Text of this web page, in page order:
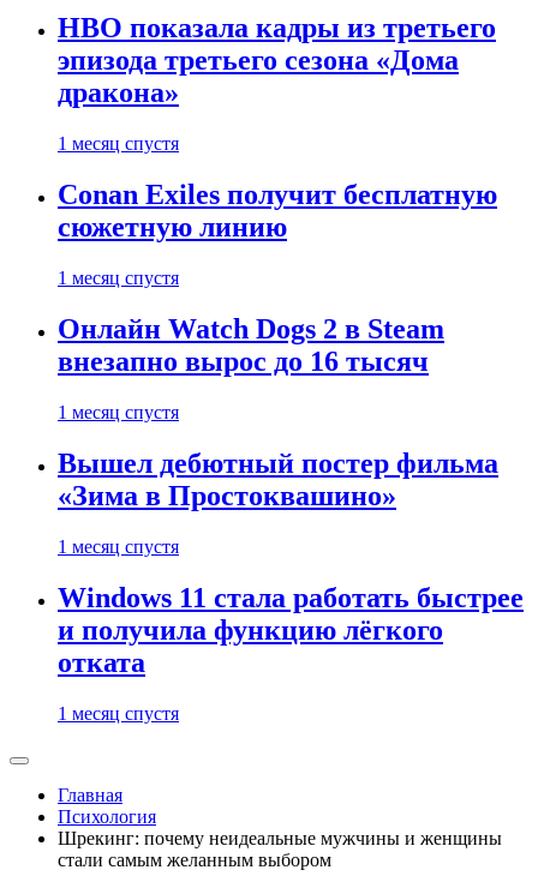
HBO показала кадры из третьего
эпизода третьего сезона «Дома
дракона»
1 месяц спустя
Conan Exiles получит бесплатную
сюжетную линию
1 месяц спустя
Онлайн Watch Dogs 2 в Steam
внезапно вырос до 16 тысяч
1 месяц спустя
Вышел дебютный постер фильма
«Зима в Простоквашино»
1 месяц спустя
Windows 11 стала работать быстрее
и получила функцию лёгкого
отката
1 месяц спустя
Главная
Психология
Шрекинг: почему неидеальные мужчины и женщины
стали самым желанным выбором